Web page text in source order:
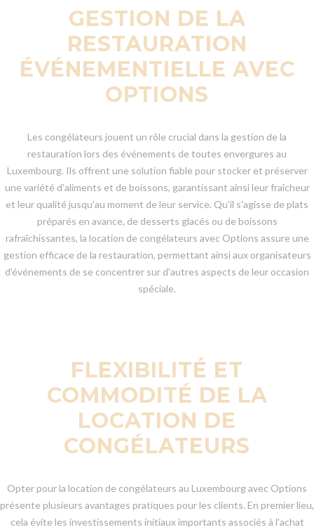
GESTION DE LA
RESTAURATION
ÉVÉNEMENTIELLE AVEC
OPTIONS
Les congélateurs jouent un rôle crucial dans la gestion de la
restauration lors des événements de toutes envergures au
Luxembourg. Ils offrent une solution fiable pour stocker et préserver
une variété d'aliments et de boissons, garantissant ainsi leur fraîcheur
et leur qualité jusqu'au moment de leur service. Qu'il s'agisse de plats
préparés en avance, de desserts glacés ou de boissons
rafraîchissantes, la location de congélateurs avec Options assure une
gestion efficace de la restauration, permettant ainsi aux organisateurs
d'événements de se concentrer sur d'autres aspects de leur occasion
spéciale.
FLEXIBILITÉ ET
COMMODITÉ DE LA
LOCATION DE
CONGÉLATEURS
Opter pour la location de congélateurs au Luxembourg avec Options
présente plusieurs avantages pratiques pour les clients. En premier lieu,
cela évite les investissements initiaux importants associés à l'achat